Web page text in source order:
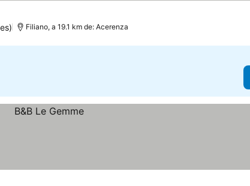
Filiano, a 19.1 km de: Acerenza